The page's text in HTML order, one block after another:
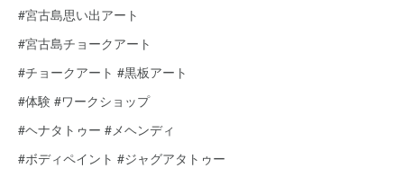
#宮古島思い出アート
#宮古島チョークアート
#チョークアート #黒板アート
#体験 #ワークショップ
#ヘナタトゥー #メヘンディ
#ボディペイント #ジャグアタトゥー